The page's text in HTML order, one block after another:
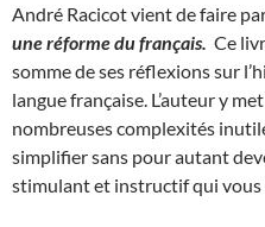
André Racicot vient de faire
une réforme du français. Ce
somme de ses réflexions sur
langue française. L’auteur y
nombreuses complexités
simplifier sans pour autant
stimulant et instructif qui vous